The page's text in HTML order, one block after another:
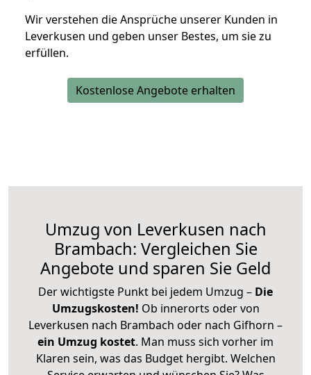
Wir verstehen die Ansprüche unserer Kunden in
Leverkusen und geben unser Bestes, um sie zu
erfüllen.
Kostenlose Angebote erhalten
Umzug von Leverkusen nach
Brambach: Vergleichen Sie
Angebote und sparen Sie Geld
Der wichtigste Punkt bei jedem Umzug – Die
Umzugskosten! Ob innerorts oder von
Leverkusen nach Brambach oder nach Gifhorn –
ein Umzug kostet. Man muss sich vorher im
Klaren sein, was das Budget hergibt. Welchen